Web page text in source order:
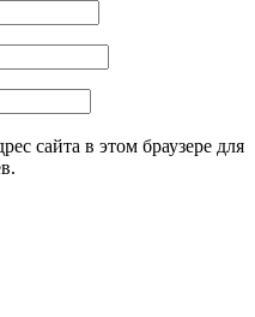
сайта в этом браузере для